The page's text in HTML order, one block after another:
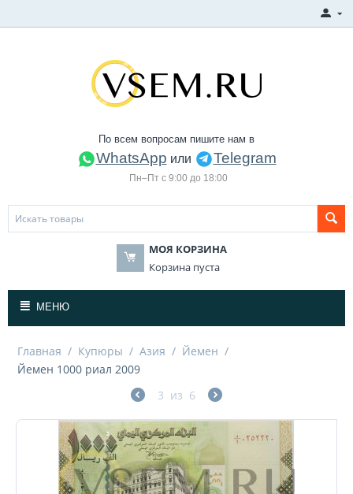
По всем вопросам пишите нам в
WhatsApp или Telegram
Пн–Пт с 9:00 до 18:00
МОЯ КОРЗИНА
Корзина пуста
МЕНЮ
Главная / Купюры / Азия / Йемен /
Йемен 1000 риал 2009
3 из 6